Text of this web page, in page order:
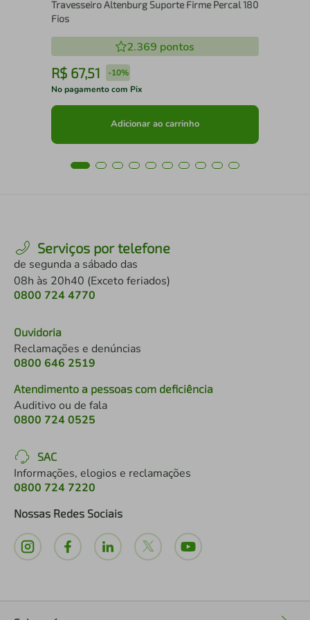
Travesseiro Altenburg Suporte Firme Percal 180
Fios
2.369 pontos
R$ 67,51 -10%
No pagamento com Pix
Adicionar ao carrinho
Serviços por telefone
de segunda a sábado das
08h às 20h40 (Exceto feriados)
0800 724 4770
Ouvidoria
Reclamações e denúncias
0800 646 2519
Atendimento a pessoas com deficiência
Auditivo ou de fala
0800 724 0525
SAC
Informações, elogios e reclamações
0800 724 7220
Nossas Redes Sociais